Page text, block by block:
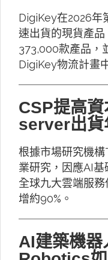
DigiKey在2026年
速出貨的現貨產
373,000款產品，
DigiKey物流計畫
CSP提高
server出貨
根據市場研究機
業研究，因應AI
全球九大雲端服
增約90%。
AI建築機